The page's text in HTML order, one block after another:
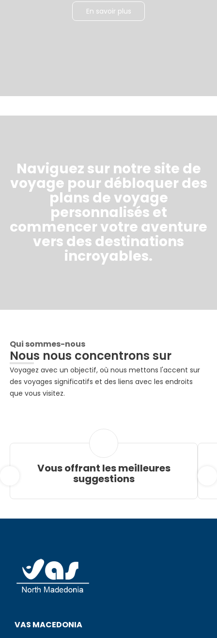
En savoir plus
Naviguez sur notre site de
voyage pour débloquer des
plans de voyage
personnalisés et
commencer votre aventure
vers des destinations
incroyables.
Qui sommes-nous
Nous nous concentrons sur
Voyagez avec un objectif, où nous mettons l'accent sur
des voyages significatifs et des liens avec les endroits
que vous visitez.
Vous offrant les meilleures
suggestions
VAS MACEDONIA